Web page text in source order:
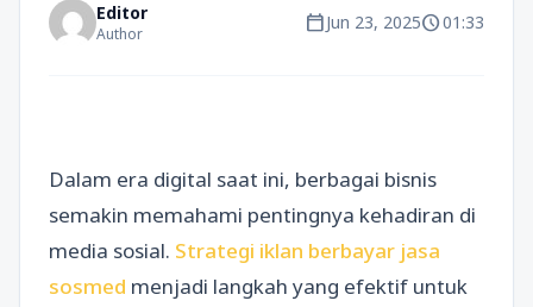
Editor
Author calendar_todayJun 23, 2025schedule01:33
Dalam era digital saat ini, berbagai bisnis
semakin memahami pentingnya kehadiran di
media sosial. Strategi iklan berbayar jasa
sosmed menjadi langkah yang efektif untuk